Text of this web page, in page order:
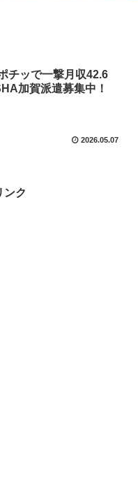
チッで一撃月収42.6
加賀派遣募集中！
2026.05.07
ンク